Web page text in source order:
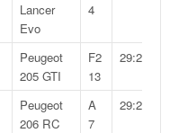
Lancer
Evo
4
Peugeot
205 GTI
F2
13
29:25,7
Peugeot
206 RC
A
7
29:26,8